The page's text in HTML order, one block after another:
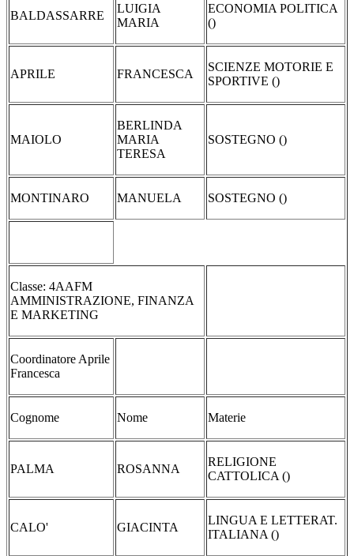
BALDASSARRE
LUIGIA
MARIA
ECONOMIA POLITICA
()
APRILE FRANCESCA
SCIENZE MOTORIE E
SPORTIVE ()
MAIOLO
BERLINDA
MARIA
TERESA
SOSTEGNO ()
MONTINARO MANUELA SOSTEGNO ()
Classe: 4AAFM
AMMINISTRAZIONE, FINANZA
E MARKETING
Coordinatore Aprile
Francesca
Cognome Nome Materie
PALMA ROSANNA
RELIGIONE
CATTOLICA ()
CALO' GIACINTA
LINGUA E LETTERAT.
ITALIANA ()